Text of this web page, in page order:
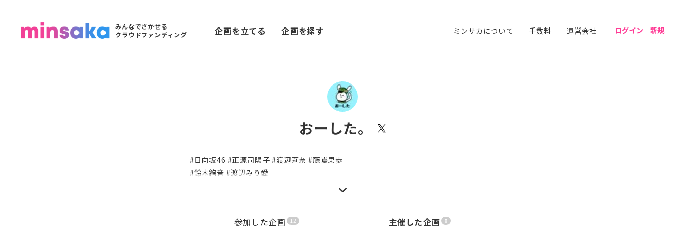
みんなでさかせる
クラウドファンディング
企画を立てる 企画を探す ミンサカについて 手数料 運営会社 ログイン｜新規
おーした。
#日向坂46 #正源司陽子 #渡辺莉奈 #藤嶌果歩
#鈴木絢音 #渡辺みり愛
参加した企画 12 主催した企画 0